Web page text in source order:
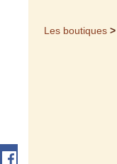
Les boutiques >